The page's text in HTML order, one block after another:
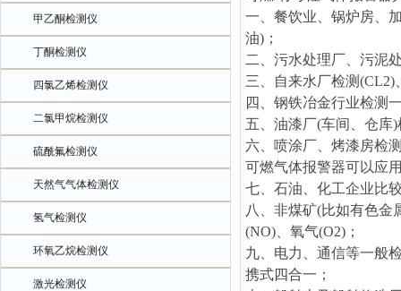
甲乙酮检测仪
丁酮检测仪
四氯乙烯检测仪
二氯甲烷检测仪
硫酰氟检测仪
天然气气体检测仪
氢气检测仪
环氧乙烷检测仪
激光检测仪
一、餐饮业、锅炉房、
油)；
二、污水处理厂、污泥
三、自来水厂检测(CL2)
四、钢铁冶金行业检测
五、油漆厂(车间、仓库
六、喷涂厂、烤漆房检
可燃气体报警器可以应
七、石油、化工企业比
八、非煤矿(比如有色金
(NO)、氧气(O2)；
九、电力、通信等一般
携式四合一；